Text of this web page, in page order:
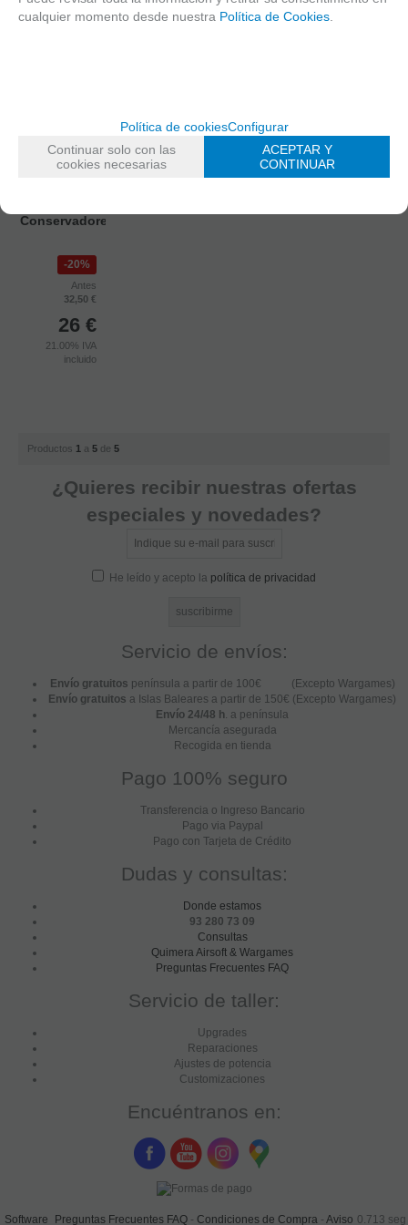
PENDIENTE DE
RESTOCK
Conservadores
20%
Antes
32,50 €
26 €
21.00% IVA
incluido
Productos 1 a 5 de 5
¿Quieres recibir nuestras ofertas
especiales y novedades?
He leído y acepto la política de privacidad
Servicio de envíos:
Envío gratuitos península a partir de 100€ (Excepto Wargames)
Envío gratuitos a Islas Baleares a partir de 150€ (Excepto Wargames)
Envío 24/48 h . a península
Mercancía asegurada
Recogida en tienda
Pago 100% seguro
Transferencia o Ingreso Bancario
Pago via Paypal
Pago con Tarjeta de Crédito
Dudas y consultas:
Donde estamos
93 280 73 09
Consultas
Quimera Airsoft & Wargames
Preguntas Frecuentes FAQ
Servicio de taller:
Upgrades
Reparaciones
Ajustes de potencia
Customizaciones
Encuéntranos en:
Software Preguntas Frecuentes FAQ- Condiciones de Compra- Aviso 0.713 seg
cualquier momento desde nuestra Política de Cookies
Política de cookiesConfigurar
Continuar solo con las
cookies necesarias
ACEPTAR Y
CONTINUAR